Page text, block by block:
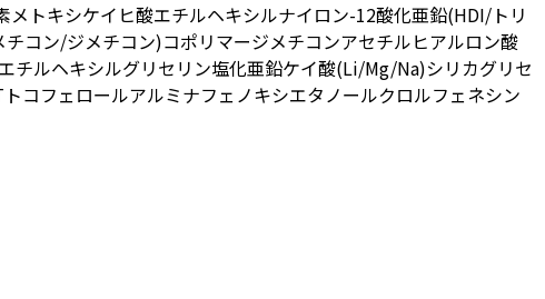
メトキシケイヒ酸エチルヘキシルナイロン-12酸化亜鉛(HDI/トリ
コン/ジメチコン)コポリマージメチコンアセチルヒアルロン酸
エチルヘキシルグリセリン塩化亜鉛ケイ酸(Li/Mg/Na)シリカグリセ
トコフェロールアルミナフェノキシエタノールクロルフェネシン